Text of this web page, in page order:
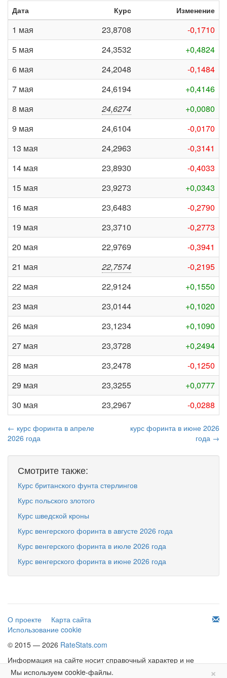
Дата
Курс Изменение
1 мая 23,8708
-0,1710
5 мая
24,3532
+0,4824
6 мая
24,2048
-0,1484
7 мая
24,6194
+0,4146
8 мая
24,6274
+0,0080
9 мая
24,6104
-0,0170
13 мая
24,2963
-0,3141
14 мая
23,8930
-0,4033
15 мая
23,9273
+0,0343
16 мая
23,6483
-0,2790
19 мая
23,3710
-0,2773
20 мая
22,9769
-0,3941
21 мая
22,7574
-0,2195
22 мая
22,9124
+0,1550
23 мая
23,0144
+0,1020
26 мая
23,1234
+0,1090
27 мая
23,3728
+0,2494
28 мая
23,2478
-0,1250
29 мая
23,3255
+0,0777
30 мая
23,2967 -0,0288
← курс форинта в апреле
2026 года
курс форинта в июне 2026
года →
Смотрите также:
Курс британского фунта стерлингов
Курс польского злотого
Курс шведской кроны
Курс венгерского форинта в августе 2026 года
Курс венгерского форинта в июле 2026 года
Курс венгерского форинта в июне 2026 года
О проекте
Карта сайта
Использование cookie
© 2015 — 2026 RateStats.com
Информация на сайте носит справочный характер и не
является офертой.
×
Мы используем cookie-файлы.